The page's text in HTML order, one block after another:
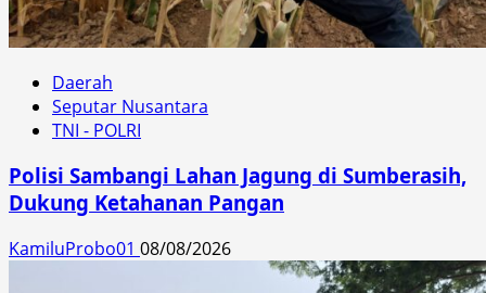
Daerah
Seputar Nusantara
TNI - POLRI
Polisi Sambangi Lahan Jagung di Sumberasih,
Dukung Ketahanan Pangan
KamiluProbo01 08/08/2026